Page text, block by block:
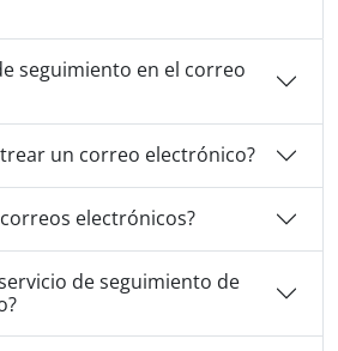
seguimiento en el correo
un correo electrónico?
electrónicos?
de seguimiento de